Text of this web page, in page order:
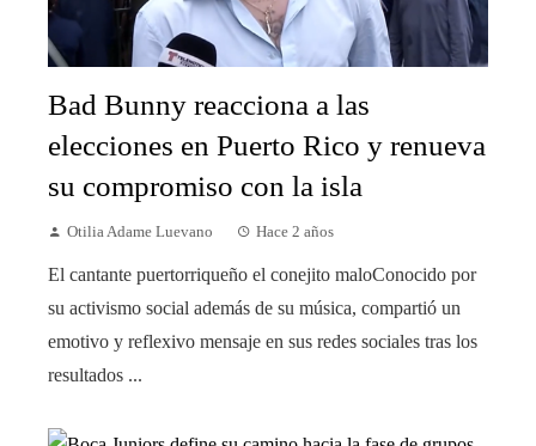
Bad Bunny reacciona a las
elecciones en Puerto Rico y renueva
su compromiso con la isla
Otilia Adame Luevano Hace 2 años
El cantante puertorriqueño el conejito maloConocido por
su activismo social además de su música, compartió un
emotivo y reflexivo mensaje en sus redes sociales tras los
resultados ...